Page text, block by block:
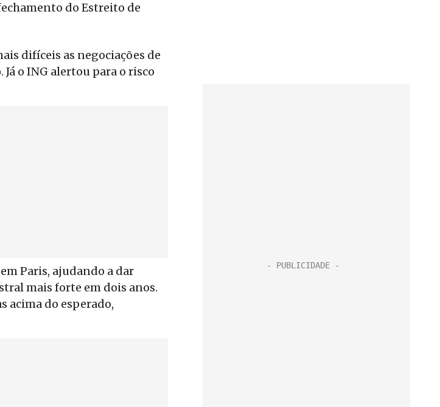
do Estreito de
difíceis as negociações de
o ING alertou para o risco
Paris, ajudando a dar
mais forte em dois anos.
acima do esperado,